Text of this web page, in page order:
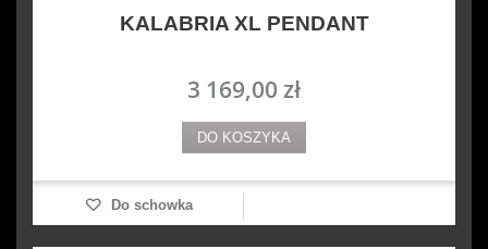
KALABRIA XL PENDANT
3 169,00 zł
DO KOSZYKA
Do schowka